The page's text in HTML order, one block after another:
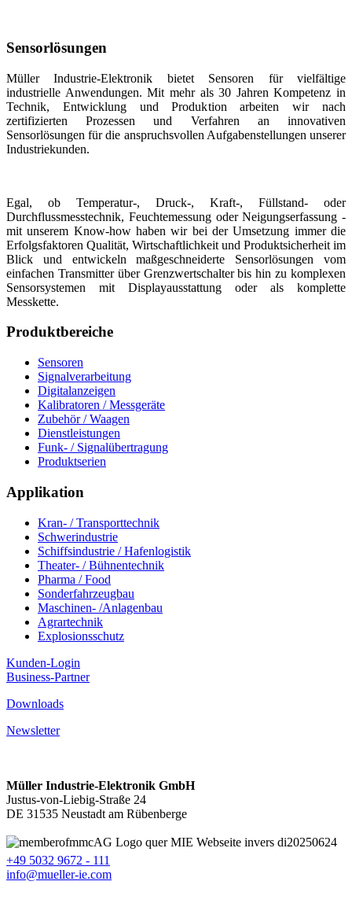
Sensorlösungen
Müller Industrie-Elektronik bietet Sensoren für vielfältige
industrielle Anwendungen. Mit mehr als 30 Jahren Kompetenz in
Technik, Entwicklung und Produktion arbeiten wir nach
zertifizierten Prozessen und Verfahren an innovativen
Sensorlösungen für die anspruchsvollen Aufgabenstellungen unserer
Industriekunden.
Egal, ob Temperatur-, Druck-, Kraft-, Füllstand- oder
Durchflussmesstechnik, Feuchtemessung oder Neigungserfassung -
mit unserem Know-how haben wir bei der Umsetzung immer die
Erfolgsfaktoren Qualität, Wirtschaftlichkeit und Produktsicherheit im
Blick und entwickeln maßgeschneiderte Sensorlösungen vom
einfachen Transmitter über Grenzwertschalter bis hin zu komplexen
Sensorsystemen mit Displayausstattung oder als komplette
Messkette.
Produktbereiche
Sensoren
Signalverarbeitung
Digitalanzeigen
Kalibratoren / Messgeräte
Zubehör / Waagen
Dienstleistungen
Funk- / Signalübertragung
Produktserien
Applikation
Kran- / Transporttechnik
Schwerindustrie
Schiffsindustrie / Hafenlogistik
Theater- / Bühnentechnik
Pharma / Food
Sonderfahrzeugbau
Maschinen- /Anlagenbau
Agrartechnik
Explosionsschutz
Kunden-Login
Business-Partner
Downloads
Newsletter
Müller Industrie-Elektronik GmbH
Justus-von-Liebig-Straße 24
DE 31535 Neustadt am Rübenberge
+49 5032 9672 - 111
info@mueller-ie.com